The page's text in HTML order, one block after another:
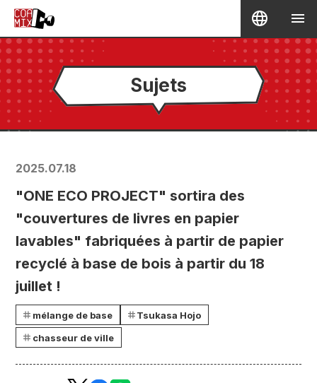
Sujets
2025.07.18
"ONE ECO PROJECT" sortira des
"couvertures de livres en papier
lavables" fabriquées à partir de papier
recyclé à base de bois à partir du 18
juillet !
mélange de base
Tsukasa Hojo
chasseur de ville